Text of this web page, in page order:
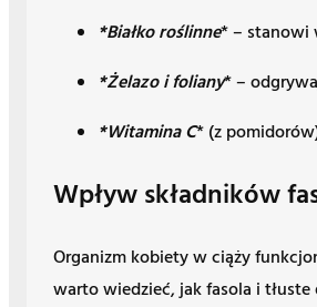
*Białko roślinne* – stanowi
*Żelazo i foliany* –
*Witamina C* (z
Wpływ składników
Organizm kobiety w ciąży
warto wiedzieć, jak fasola i tłuste